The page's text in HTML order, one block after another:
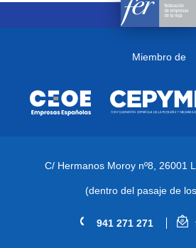
Miembro de
C/ Hermanos Moroy nº8, 26001
(dentro del pasaje de
941 271 271